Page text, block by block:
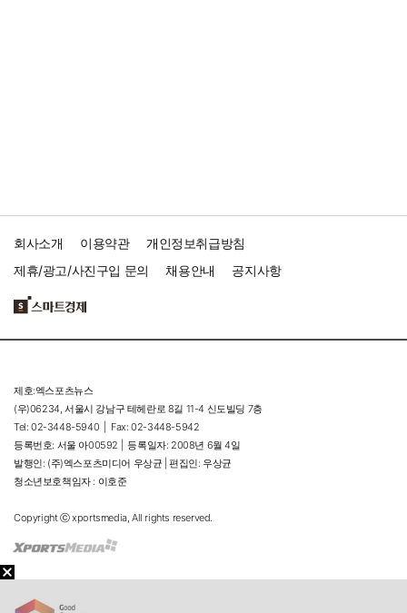
회사소개 이용약관
개인정보취급방침
제휴/광고/사진구입 문의
채용안내 공지사항
제호:엑스포츠뉴스
(우)06234, 서울시 강남구 테헤란로 8길 11-4 신도빌딩 7층
Tel: 02-3448-5940 |
Fax: 02-3448-5942
등록번호: 서울 아00592 |
등록일자: 2008년 6월 4일
발행인: (주)엑스포츠미디어 우상균 | 편집인: 우상균
청소년보호책임자 : 이호준
Copyright ⓒ xportsmedia, All rights reserved.